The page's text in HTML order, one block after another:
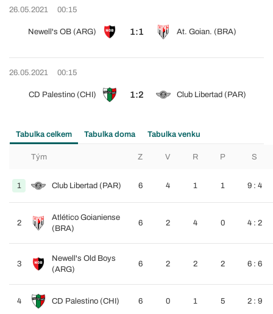
26.05.2021 00:15
Newell's OB (ARG) 1:1 At. Goian. (BRA)
26.05.2021 00:15
CD Palestino (CHI) 1:2 Club Libertad (PAR)
Tabulka celkem Tabulka doma Tabulka venku
Tým Z V R P S
1 Club Libertad (PAR) 6 4 1 1 9 : 4
2
Atlético Goianiense
(BRA)
6 2 4 0 4 : 2
3
Newell's Old Boys
(ARG)
6 2 2 2 6 : 6
4 CD Palestino (CHI) 6 0 1 5 2 : 9